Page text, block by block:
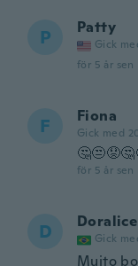
P Patty
Gick
för 5 år sen
F Fiona
Gick med
för 5 år sen
D Doralice
Gick
Muito